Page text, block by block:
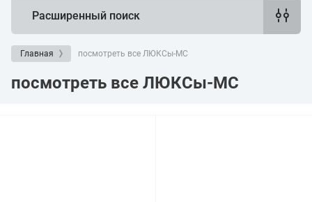
Расширенный поиск
Главная посмотреть все ЛЮКСы-МС
посмотреть все ЛЮКСы-МС